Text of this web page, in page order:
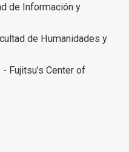
de Información y
de Humanidades y
Fujitsu’s Center of